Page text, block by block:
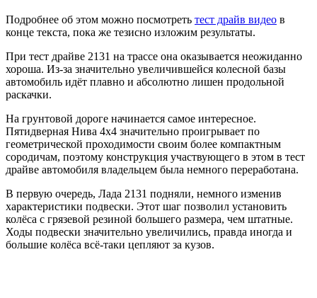
Подробнее об этом можно посмотреть тест драйв видео в
конце текста, пока же тезисно изложим результаты.
При тест драйве 2131 на трассе она оказывается неожиданно
хороша. Из-за значительно увеличившейся колесной базы
автомобиль идёт плавно и абсолютно лишен продольной
раскачки.
На грунтовой дороге начинается самое интересное.
Пятидверная Нива 4х4 значительно проигрывает по
геометрической проходимости своим более компактным
сородичам, поэтому конструкция участвующего в этом в тест
драйве автомобиля владельцем была немного переработана.
В первую очередь, Лада 2131 подняли, немного изменив
характеристики подвески. Этот шаг позволил установить
колёса с грязевой резиной большего размера, чем штатные.
Ходы подвески значительно увеличились, правда иногда и
большие колёса всё-таки цепляют за кузов.